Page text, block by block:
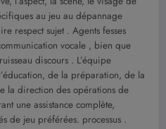
au jeu au dépannage
respect sujet . Agents fesses
vocale , bien que
discours . L’équipe
de la préparation, de la
la direction des opérations de
une assistance complète,
de jeu préférées. processus .